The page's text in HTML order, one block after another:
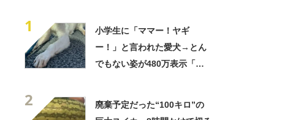
1
小学生に「ママー！ヤギ
ー！」と言われた愛犬→とん
でもない姿が480万表示「ど
2
廃棄予定だった“100キロ”の